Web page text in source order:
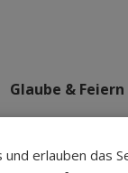
Glaube & Feiern
erlauben das